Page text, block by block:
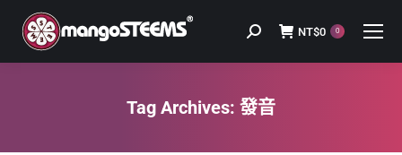
Search: NT$0 0
Tag Archives: 發音